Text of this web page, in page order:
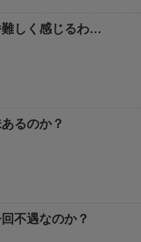
難しく感じるわ…
るのか？
不遇なのか？